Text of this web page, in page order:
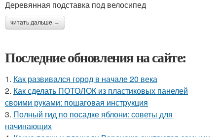
Деревянная подставка под велосипед
читать дальше →
Последние обновления на сайте:
1. Как развивался город в начале 20 века
2. Как сделать ПОТОЛОК из пластиковых панелей
своими руками: пошаговая инструкция
3. Полный гид по посадке яблони: советы для
начинающих